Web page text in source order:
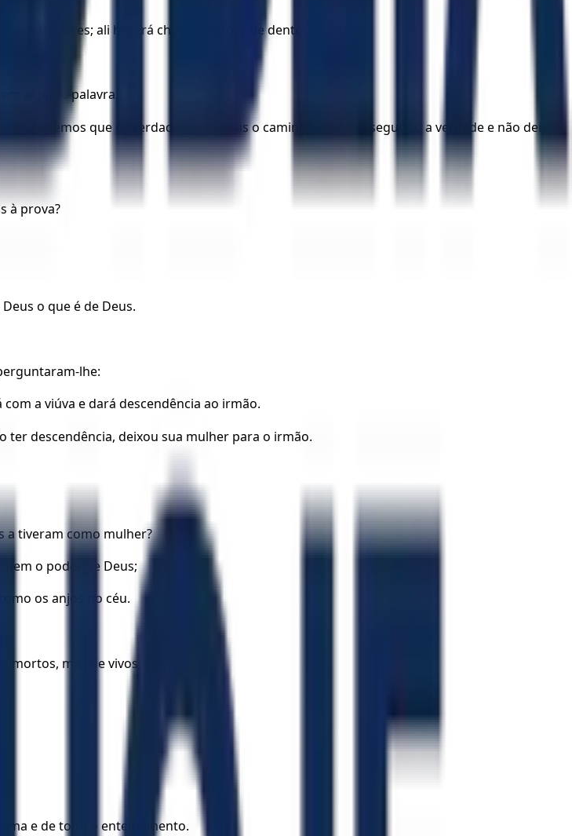
exteriores; ali haverá choro e ranger de dentes.
alguma palavra.
sabemos que és verdadeiro, ensinas o caminho de Deus segundo a verdade e não deixas
à prova?
Deus o que é de Deus.
lhe:
a viúva e dará descendência ao irmão.
ter descendência, deixou sua mulher para o irmão.
a tiveram como mulher?
nem o poder de Deus;
os anjos no céu.
mortos, mas de vivos.
e de todo o entendimento.